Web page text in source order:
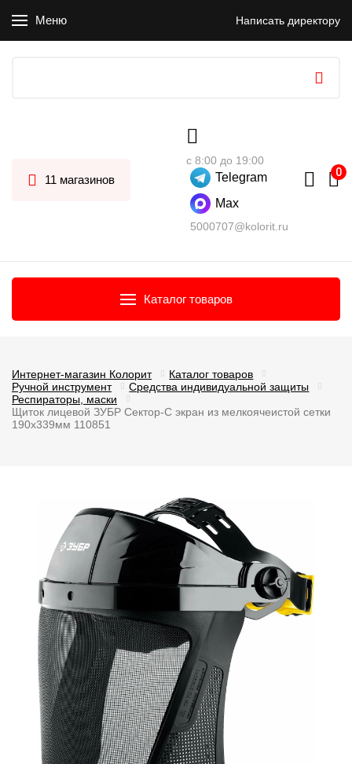
Меню Написать директору
11 магазинов
с 8:00 до 19:00
Telegram
Max
5000707@kolorit.ru
Каталог товаров
Интернет-магазин Колорит
Каталог товаров
Ручной инструмент
Средства индивидуальной защиты
Респираторы, маски
Щиток лицевой ЗУБР Сектор-С экран из мелкоячеистой сетки
190х339мм 110851